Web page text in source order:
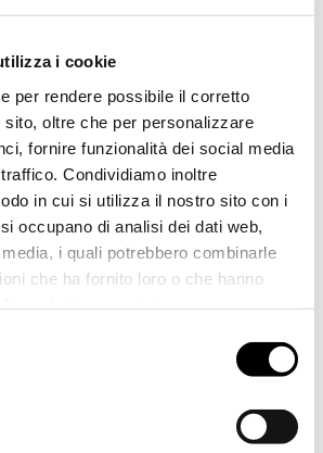
i cookie
per rendere possibile il corretto
sito, oltre che per personalizzare
fornire funzionalità dei social media
Condividiamo inoltre
in cui si utilizza il nostro sito con i
occupano di analisi dei dati web,
i quali potrebbero combinarle
che ha fornito loro o che hanno
accettare l’utilizzo di tutti i
d’avanguardia e
delle macchine
per il packaging
Companyè sinonimo di
,avanguardia
massima attenzione alle
clienti, nel settore delle
per il packaging.
e innova il patrimonio di
attività industriali avanzate nel
per il
nello sviluppo di nuove
di confezionamento.